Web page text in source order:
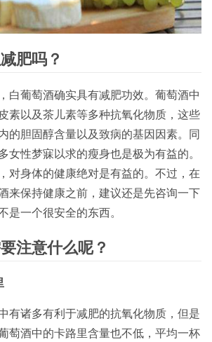
肥吗？
白葡萄酒确实具有减肥功效。葡萄酒中
素以及茶儿素等多种抗氧化物质，这些
的胆固醇含量以及致病的基因因素。同
女性梦寐以求的瘦身也是极为有益的。
对身体的健康绝对是有益的。不过，在
来保持健康之前，建议还是先咨询一下
是一个很安全的东西。
注意什么呢？
有诸多有利于减肥的抗氧化物质，但是
萄酒中的卡路里含量也不低，平均一杯